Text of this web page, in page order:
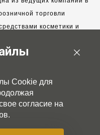
торговли
косметики и
к сотрудничеству
на взаимовыгодные,
отношения.
Cookie для
согласие на